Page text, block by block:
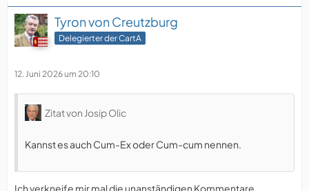
Tyron von Creutzburg
Delegierter der CartA
12. Juni 2026 um 20:10
Zitat von Josip Olic
Kannst es auch Cum-Ex oder Cum-cum nennen.
Ich verkneife mir mal die unanständigen Kommentare.